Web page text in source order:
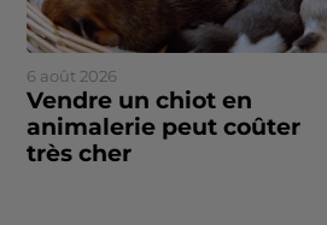
6 août 2026
Vendre un chiot en
animalerie peut coûter
très cher